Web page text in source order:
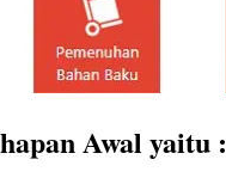
Awal yaitu :